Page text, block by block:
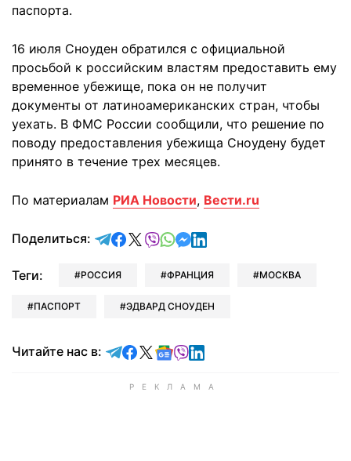
паспорта.
16 июля Сноуден обратился с официальной
просьбой к российским властям предоставить ему
временное убежище, пока он не получит
документы от латиноамериканских стран, чтобы
уехать. В ФМС России сообщили, что решение по
поводу предоставления убежища Сноудену будет
принято в течение трех месяцев.
По материалам РИА Новости, Вести.ru
Поделиться: отправить в Telegram
поделиться в Facebook
поделиться в X
отправить в Viber
отправить в Whatsapp
отправить в Messenger
отправить в LinkedIn
Теги: РОССИЯ ФРАНЦИЯ МОСКВА
ПАСПОРТ ЭДВАРД СНОУДЕН
Читайте нас в: Читайте в Telegram
Читайте в Facebook
Читайте в X
Читайте в Google news
Читайте в Viber
Читайте в LinkedIn